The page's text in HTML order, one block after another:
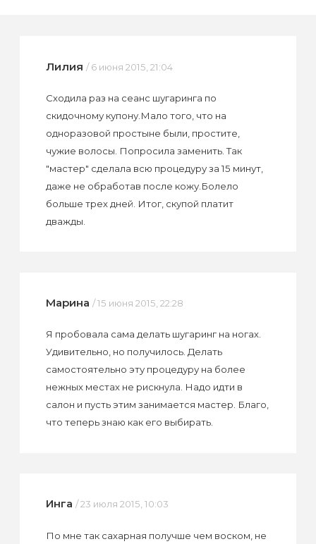
Лилия / 6 июня 2015, 21:04
Сходила раз на сеанс шугаринга по
скидочному купону.Мало того, что на
одноразовой простыне были, простите,
чужие волосы. Попросила заменить. Так
"мастер" сделала всю процедуру за 15 минут,
даже не обработав после кожу.Болело
больше трех дней. Итог, скупой платит
дважды.
Марина / 15 июня 2015, 22:28
Я пробовала сама делать шугаринг на ногах.
Удивительно, но получилось. Делать
самостоятельно эту процедуру на более
нежных местах не рискнула. Надо идти в
салон и пусть этим занимается мастер. Благо,
что теперь знаю как его выбирать.
Инга / 23 июля 2015, 10:03
По мне так сахарная получше чем воском, не